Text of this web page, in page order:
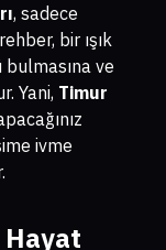
, sadece
bir ışık
bulmasına ve
Yani, Timur
ivme
Hayat